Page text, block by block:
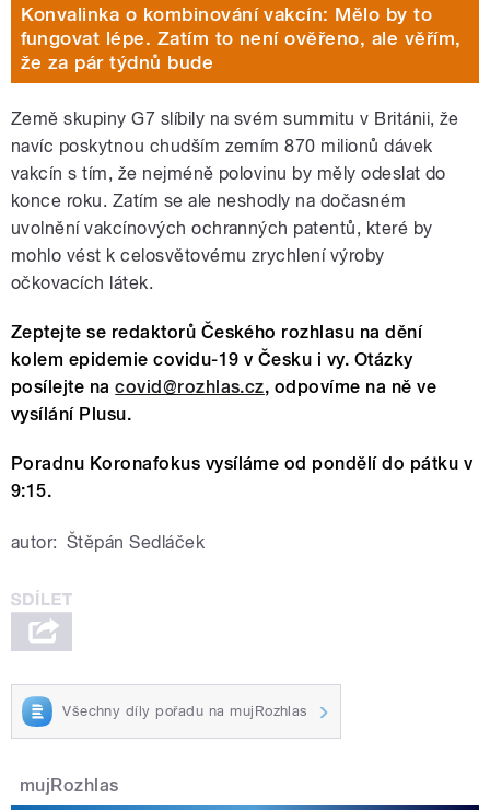
Konvalinka o kombinování vakcín: Mělo by to
fungovat lépe. Zatím to není ověřeno, ale věřím,
že za pár týdnů bude
Země skupiny G7 slíbily na svém summitu v Británii, že
navíc poskytnou chudším zemím 870 milionů dávek
vakcín s tím, že nejméně polovinu by měly odeslat do
konce roku. Zatím se ale neshodly na dočasném
uvolnění vakcínových ochranných patentů, které by
mohlo vést k celosvětovému zrychlení výroby
očkovacích látek.
Zeptejte se redaktorů Českého rozhlasu na dění
kolem epidemie covidu-19 v Česku i vy. Otázky
posílejte nacovid@rozhlas.cz, odpovíme na ně ve
vysílání Plusu.
Poradnu Koronafokus vysíláme od pondělí do pátku v
9:15.
autor: Štěpán Sedláček
Všechny díly pořadu na mujRozhlas
mujRozhlas